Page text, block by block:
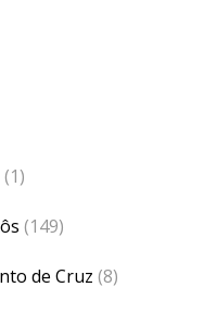
(1)
(149)
de Cruz (8)